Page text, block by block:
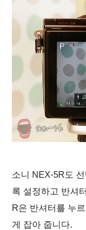
소니 NEX-5R도
록 설정하고 반셔
R은 반셔터를 누
게 잡아 줍니다.